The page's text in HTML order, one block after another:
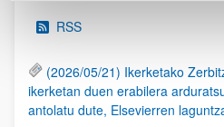
RSS
(2026/05/21) Ikerketako
ikerketan duen erabilera
antolatu dute, Elsevierren